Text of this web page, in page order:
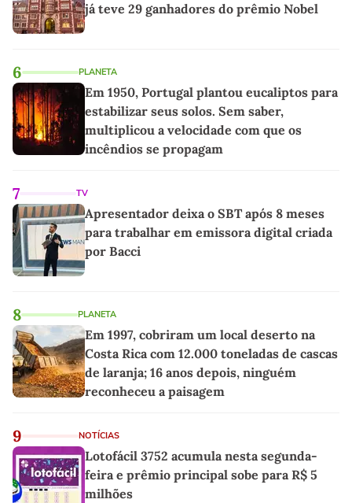
já teve 29 ganhadores do prêmio Nobel
6 PLANETA
Em 1950, Portugal plantou eucaliptos para
estabilizar seus solos. Sem saber,
multiplicou a velocidade com que os
incêndios se propagam
7 TV
Apresentador deixa o SBT após 8 meses
para trabalhar em emissora digital criada
por Bacci
8 PLANETA
Em 1997, cobriram um local deserto na
Costa Rica com 12.000 toneladas de cascas
de laranja; 16 anos depois, ninguém
reconheceu a paisagem
9 NOTÍCIAS
Lotofácil 3752 acumula nesta segunda-
feira e prêmio principal sobe para R$ 5
milhões